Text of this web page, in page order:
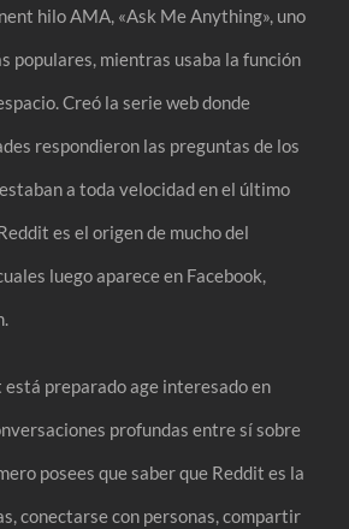
hilo AMA, «Ask Me Anything», uno
populares, mientras usaba la función
Creó la serie web donde
respondieron las preguntas de los
a toda velocidad en el último
es el origen de mucho del
luego aparece en Facebook,
está preparado age interesado en
profundas entre sí sobre
posees que saber que Reddit es la
conectarse con personas, compartir